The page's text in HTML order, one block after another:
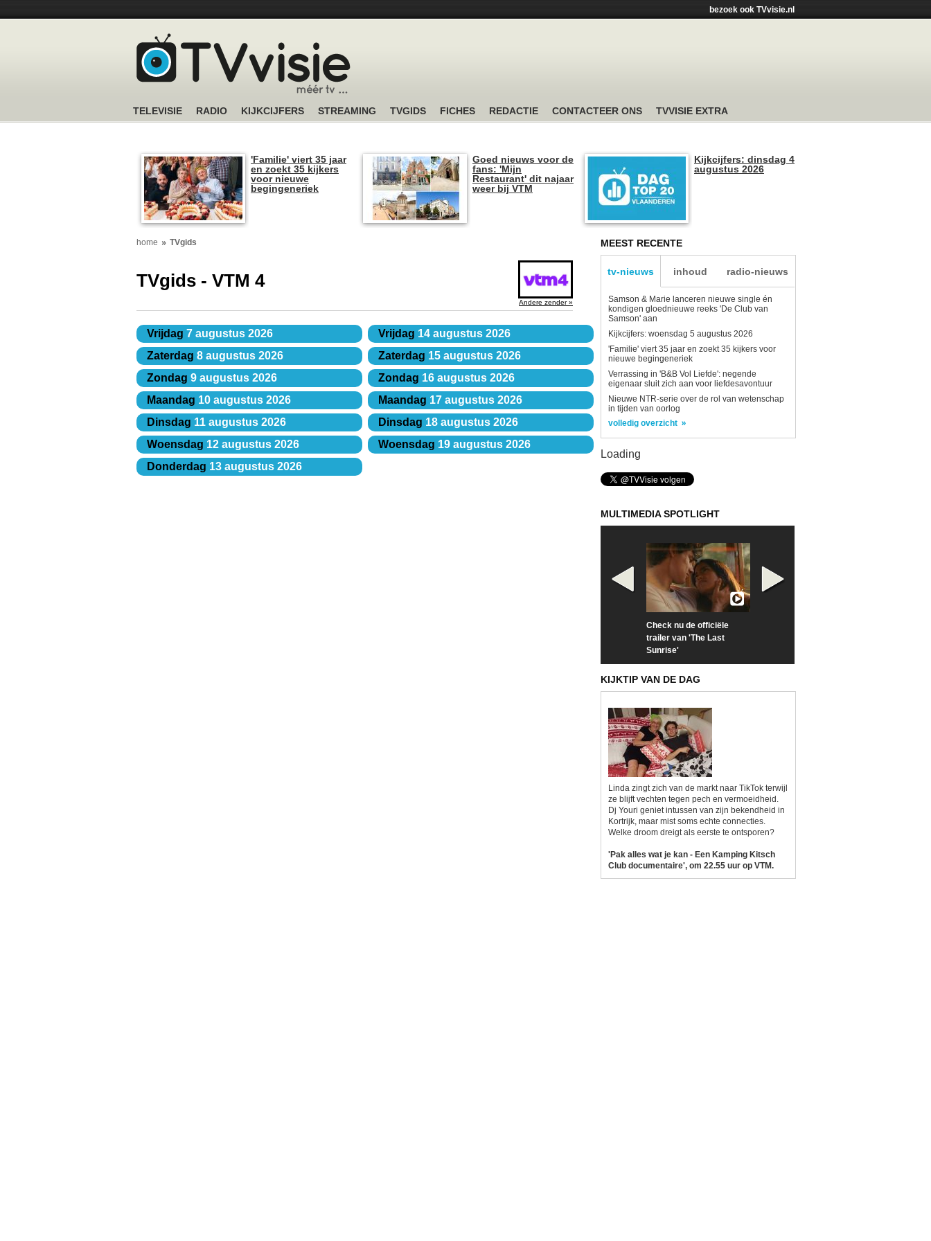
bezoek ook TVvisie.nl
TELEVISIE RADIO KIJKCIJFERS STREAMING TVGIDS FICHES REDACTIE CONTACTEER ONS TVVISIE EXTRA
'Familie' viert 35 jaar
en zoekt 35 kijkers
voor nieuwe
begingeneriek
Goed nieuws voor de
fans: 'Mijn
Restaurant' dit najaar
weer bij VTM
Kijkcijfers: dinsdag 4
augustus 2026
home TVgids
TVgids - VTM 4
Andere zender »
Vrijdag 7 augustus 2026
Zaterdag 8 augustus 2026
Zondag 9 augustus 2026
Maandag 10 augustus 2026
Dinsdag 11 augustus 2026
Woensdag 12 augustus 2026
Donderdag 13 augustus 2026
Vrijdag 14 augustus 2026
Zaterdag 15 augustus 2026
Zondag 16 augustus 2026
Maandag 17 augustus 2026
Dinsdag 18 augustus 2026
Woensdag 19 augustus 2026
MEEST RECENTE
tv-nieuws inhoud radio-nieuws
Samson & Marie lanceren nieuwe single én
kondigen gloednieuwe reeks 'De Club van
Samson' aan
Kijkcijfers: woensdag 5 augustus 2026
'Familie' viert 35 jaar en zoekt 35 kijkers voor
nieuwe begingeneriek
Verrassing in 'B&B Vol Liefde': negende
eigenaar sluit zich aan voor liefdesavontuur
Nieuwe NTR-serie over de rol van wetenschap
in tijden van oorlog
volledig overzicht
Loading
MULTIMEDIA SPOTLIGHT
Check nu de officiële
trailer van 'The Last
Sunrise'
KIJKTIP VAN DE DAG
Linda zingt zich van de markt naar TikTok terwijl
ze blijft vechten tegen pech en vermoeidheid.
Dj Youri geniet intussen van zijn bekendheid in
Kortrijk, maar mist soms echte connecties.
Welke droom dreigt als eerste te ontsporen?
'Pak alles wat je kan - Een Kamping Kitsch
Club documentaire', om 22.55 uur op VTM.